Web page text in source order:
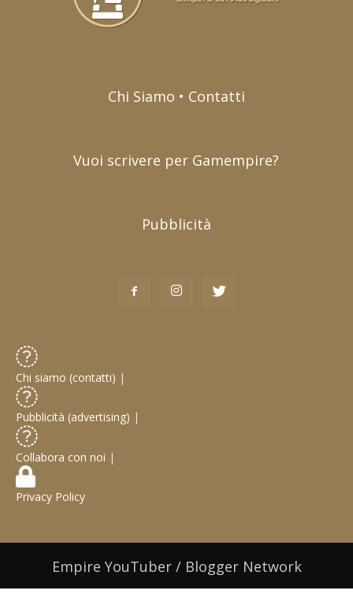
Chi Siamo • Contatti
Vuoi scrivere per Gamempire?
Pubblicità
Chi siamo (contatti) |
Pubblicità (advertising) |
Collabora con noi |
Privacy Policy
Empire YouTuber / Blogger Network